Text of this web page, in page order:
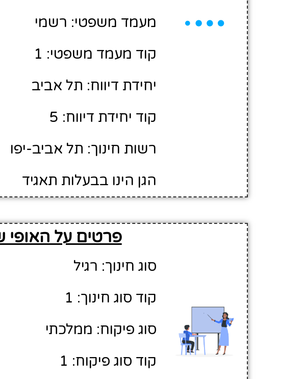
מעמד משפטי: רשמי
קוד מעמד משפטי: 1
יחידת דיווח: תל אביב
קוד יחידת דיווח: 5
רשות חינוך: תל אביב-יפו
הגן הינו בבעלות תאגיד
פרטים על האופי
סוג חינוך: רגיל
קוד סוג חינוך: 1
סוג פיקוח: ממלכתי
קוד סוג פיקוח: 1